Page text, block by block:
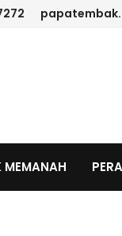
MEMANAH